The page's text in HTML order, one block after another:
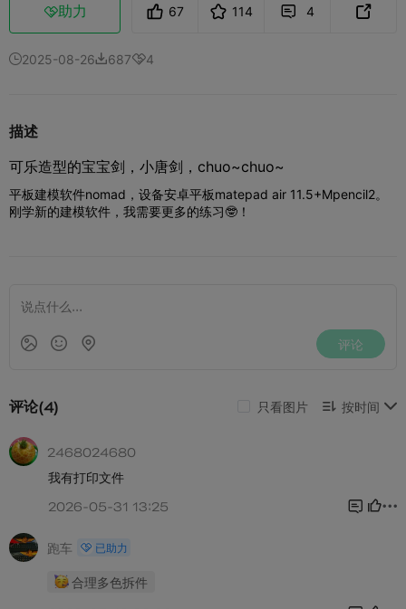
助力 67 114  4 
2025-08-266874
描述
可乐造型的宝宝剑，小唐剑，chuo~chuo~
平板建模软件nomad，设备安卓平板matepad air 11.5+Mpencil2。
刚学新的建模软件，我需要更多的练习🤓！